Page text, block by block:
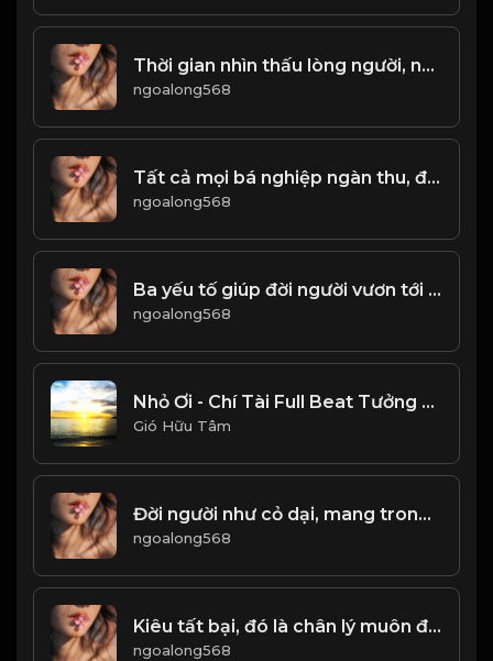
Thời gian nhìn thấu lòng người, năm tháng tỏ tường tính cách! & Đạo
ngoalong568
Tất cả mọi bá nghiệp ngàn thu, đều bắt nguồn từ những thời khắc sơn cùng thủy tận! & Đạo
ngoalong568
Ba yếu tố giúp đời người vươn tới đỉnh cao! & Đạo
ngoalong568
Nhỏ Ơi - Chí Tài Full Beat Tưởng Nhớ Danh Hài Chí Tài_1782008672743
Gió Hữu Tâm
Đời người như cỏ dại, mang trong mình sức sống kiệt sức! Đạo
ngoalong568
Kiêu tất bại, đó là chân lý muôn đời! & Đạo
ngoalong568